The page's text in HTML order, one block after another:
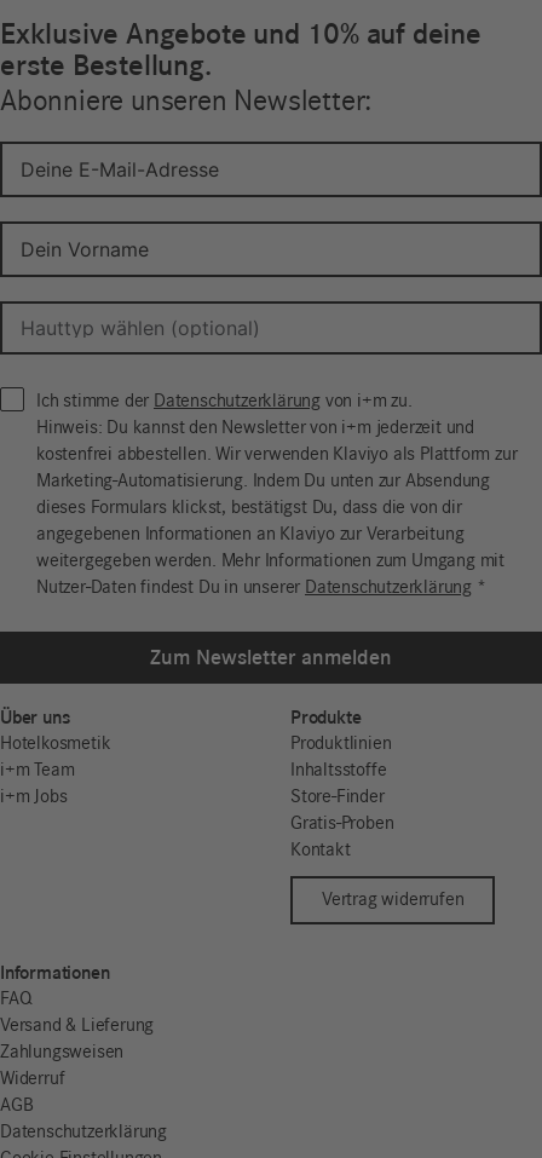
Exklusive Angebote und 10% auf deine
erste Bestellung.
Abonniere unseren Newsletter:
Ich stimme der Datenschutzerklärung von i+m zu.
Hinweis: Du kannst den Newsletter von i+m jederzeit und
kostenfrei abbestellen. Wir verwenden Klaviyo als Plattform zur
Marketing-Automatisierung. Indem Du unten zur Absendung
dieses Formulars klickst, bestätigst Du, dass die von dir
angegebenen Informationen an Klaviyo zur Verarbeitung
weitergegeben werden. Mehr Informationen zum Umgang mit
Nutzer-Daten findest Du in unserer Datenschutzerklärung*
Zum Newsletter anmelden
Über uns
Hotelkosmetik
i+m Team
i+m Jobs
Produkte
Produktlinien
Inhaltsstoffe
Store-Finder
Gratis-Proben
Kontakt
Vertrag widerrufen
Informationen
FAQ
Versand & Lieferung
Zahlungsweisen
Widerruf
AGB
Datenschutzerklärung